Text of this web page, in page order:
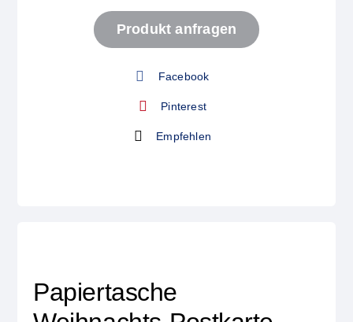
Produkt anfragen
Facebook
Pinterest
Empfehlen
Papiertasche